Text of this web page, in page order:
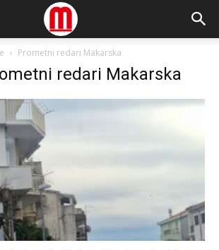
Prometni redari Makarska
redari Makarska